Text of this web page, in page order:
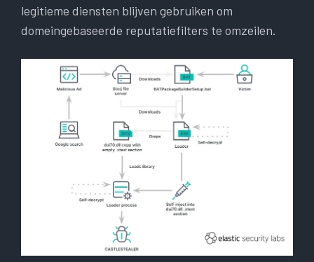
legitieme diensten blijven gebruiken om
domeingebaseerde reputatiefilters te omzeilen.